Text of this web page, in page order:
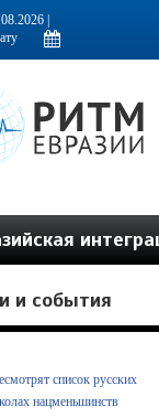
|
и события
список русских
нацменьшинств